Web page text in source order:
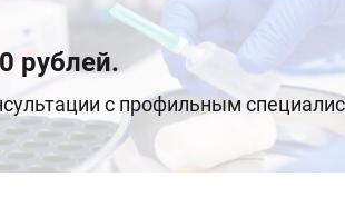
рублей.
с профильным